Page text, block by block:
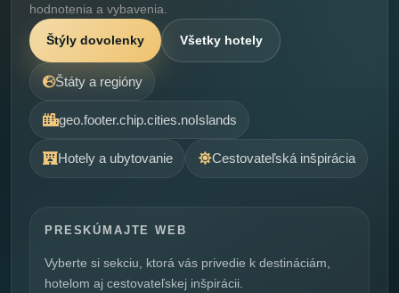
hodnotenia a vybavenia.
Štýly dovolenky Všetky hotely
Štáty a regióny
geo.footer.chip.cities.noIslands
Hotely a ubytovanie Cestovateľská inšpirácia
PRESKÚMAJTE WEB
Vyberte si sekciu, ktorá vás privedie k destináciám,
hotelom aj cestovateľskej inšpirácii.